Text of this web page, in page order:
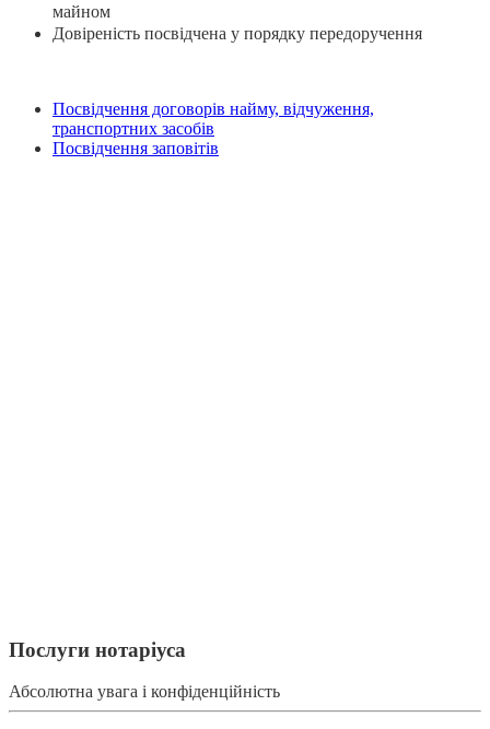
майном
Довіреність посвідчена у порядку передоручення
Посвідчення договорів найму, відчуження,
транспортних засобів
Посвідчення заповітів
Послуги нотаріуса
Абсолютна увага і конфіденційність